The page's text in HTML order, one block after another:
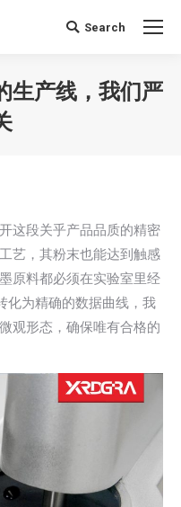
Search:
Search
生产线，我们严
这段关乎产品品质的精密
艺，其粉末也能达到触感
原料都必须在实验室里经
化为精确的数据曲线，我
观形态，确保唯有合格的